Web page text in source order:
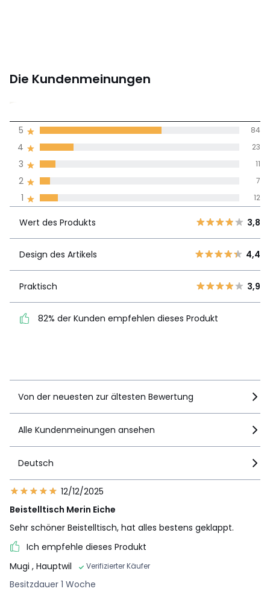
Die Kundenmeinungen
4,2
4
Wert des
4,4
82% der Kunden
1 12
2 7
3 11
4 23
5 84
Wert des Produkts 3,8
Design des Artikels 4,4
Praktisch 3,9
82% der Kunden empfehlen dieses Produkt
Von der neuesten zur ältesten Bewertung
Alle Kundenmeinungen ansehen
Deutsch
12/12/2025
Beistelltisch Merin Eiche
Sehr schöner Beistelltisch, hat alles bestens geklappt.
Ich empfehle dieses Produkt
Mugi , Hauptwil Verifizierter Käufer
Besitzdauer 1 Woche